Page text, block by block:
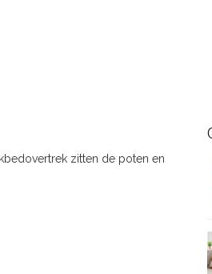
zitten de poten en